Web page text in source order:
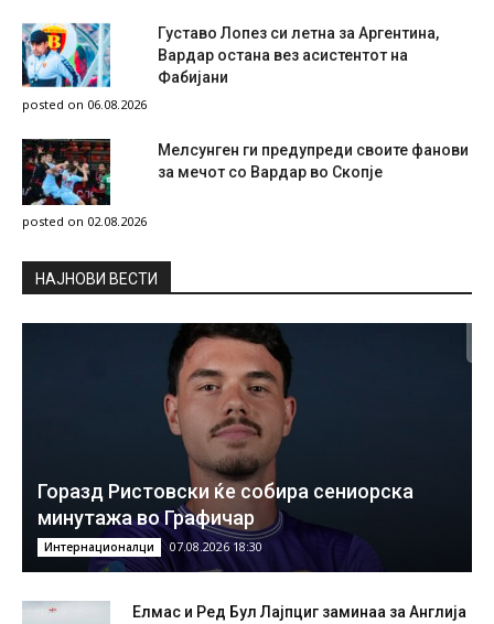
Густаво Лопез си летна за Аргентина,
Вардар остана вез асистентот на
Фабијани
posted on 06.08.2026
Мелсунген ги предупреди своите фанови
за мечот со Вардар во Скопје
posted on 02.08.2026
НAЈНОВИ ВЕСТИ
Горазд Ристовски ќе собира сениорска
минутажа во Графичар
Интернационалци 07.08.2026 18:30
Елмас и Ред Бул Лајпциг заминаа за Англија